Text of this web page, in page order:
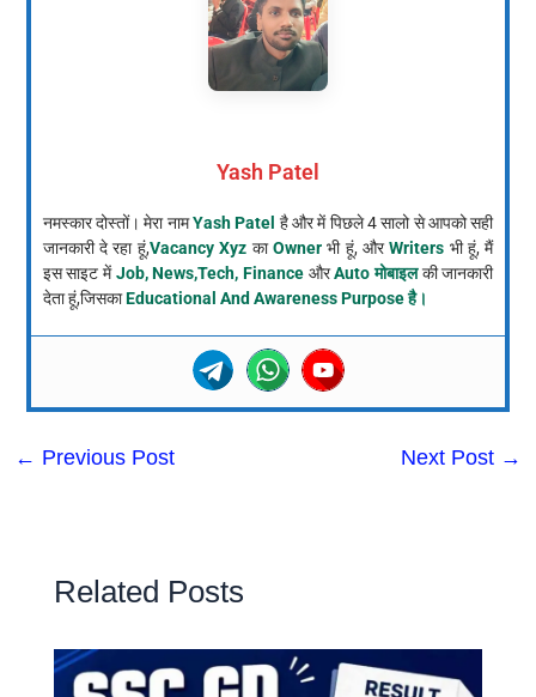
Yash Patel
नमस्कार दोस्तों। मेरा नामYash Patel है और में पिछले 4 सालो से आपको सही
जानकारी दे रहा हूं,Vacancy Xyz काOwnerभी हूं, औरWriters भी हूं, मैं
इस साइट मेंJob, News,Tech, Finance औरAuto मोबाइलकी जानकारी
देता हूं,जिसकाEducational And Awareness Purpose है।
← Previous Post Next Post →
Related Posts